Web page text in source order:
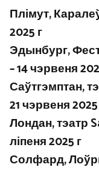
Плімут,
2025 г
Эдынбург,
– 14 чэрвеня
Саўтгэмптан,
21 чэрвеня
Лондан, тэатр
ліпеня 2025 г
Солфард,